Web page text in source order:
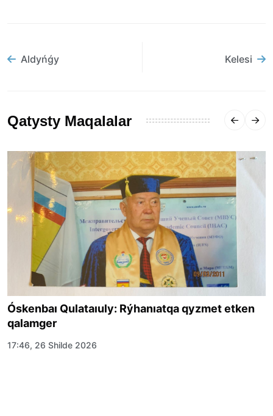
Aldyńǵy Kelesi
Qatysty Maqalalar
Óskenbaı Qulataıuly: Rýhanıatqa qyzmet etken
qalamger
17:46, 26 Shilde 2026